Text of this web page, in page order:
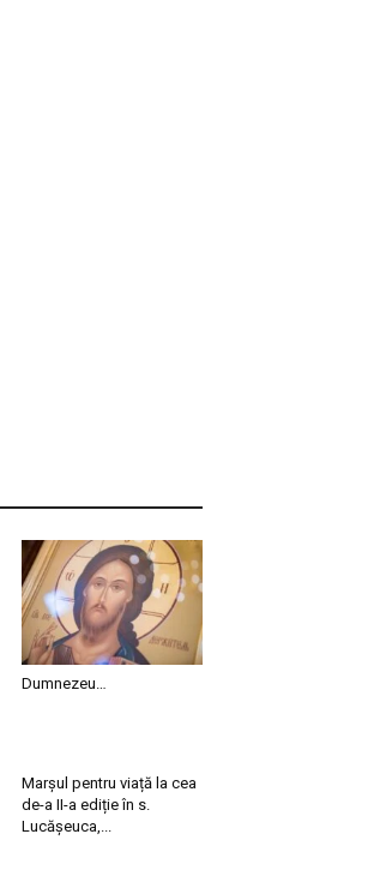
Dumnezeu…
Marșul pentru viață la cea
de-a II-a ediție în s.
Lucășeuca,...